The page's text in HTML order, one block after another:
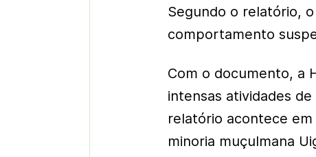
Segundo o relatório,
comportamento
Com o documento, a
intensas atividades
relatório acontece
minoria muçulmana